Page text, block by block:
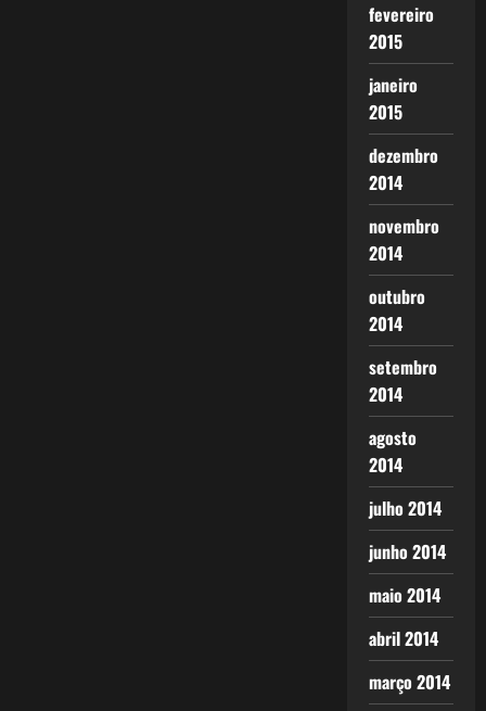
fevereiro
2015
janeiro
2015
dezembro
2014
novembro
2014
outubro
2014
setembro
2014
agosto
2014
julho 2014
junho 2014
maio 2014
abril 2014
março 2014